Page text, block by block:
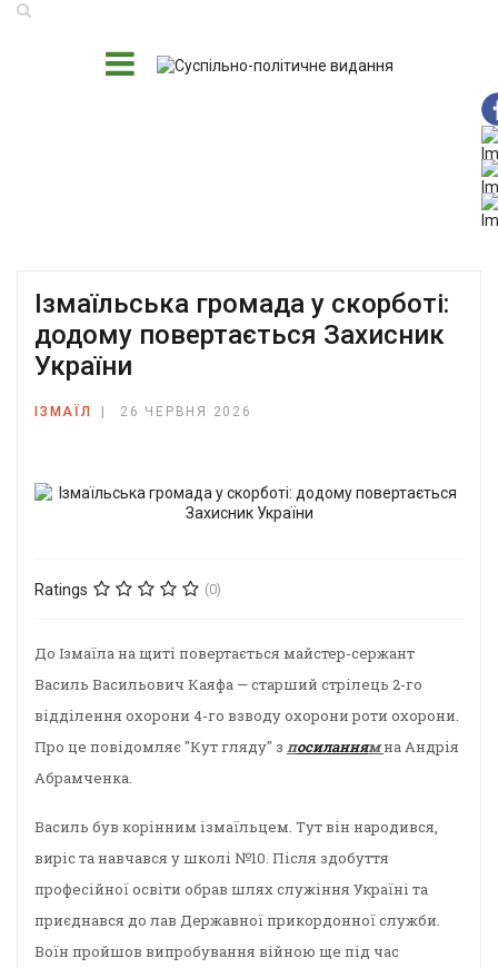
Ізмаїльська громада у скорботі:
додому повертається Захисник
України
ІЗМАЇЛ 26 ЧЕРВНЯ 2026
Ratings (0)
До Ізмаїла на щиті повертається майстер-сержант
Василь Васильович Каяфа — старший стрілець 2-го
відділення охорони 4-го взводу охорони роти охорони.
Про це повідомляє "Кут гляду" з посиланнямна Андрія
Абрамченка.
Василь був корінним ізмаїльцем. Тут він народився,
виріс та навчався у школі №10. Після здобуття
професійної освіти обрав шлях служіння Україні та
приєднався до лав Державної прикордонної служби.
Воїн пройшов випробування війною ще під час